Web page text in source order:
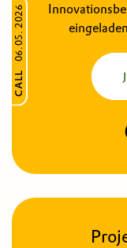
CALL
06.05. 2026